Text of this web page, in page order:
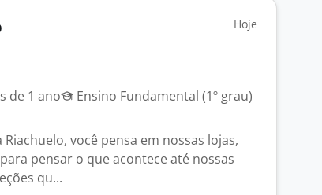
Hoje
de 1 ano
Ensino Fundamental (1º grau)
você pensa em nossas lojas,
pensar o que acontece até nossas
qu...